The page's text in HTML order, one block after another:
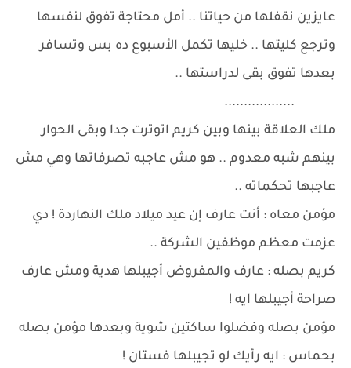
عايزين نقفلها من حياتنا .. أمل محتاجة تفوق لنفسها
وترجع كليتها .. خليها تكمل الأسبوع ده بس وتسافر
بعدها تفوق بقى لدراستها ..
..................
ملك العلاقة بينها وبين كريم اتوترت جدا وبقى الحوار
بينهم شبه معدوم .. هو مش عاجبه تصرفاتها وهي مش
عاجبها تحكماته ..
مؤمن معاه : أنت عارف إن عيد ميلاد ملك النهاردة ! دي
عزمت معظم موظفين الشركة ..
كريم بصله : عارف والمفروض أجيبلها هدية ومش عارف
صراحة أجيبلها ايه !
مؤمن بصله وفضلوا ساكتين شوية وبعدها مؤمن بصله
بحماس : ايه رأيك لو تجيبلها فستان !